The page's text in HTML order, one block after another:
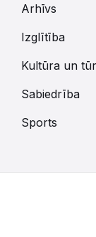
Arhīvs
Izglītība
Kultūra un
Sabiedrība
Sports